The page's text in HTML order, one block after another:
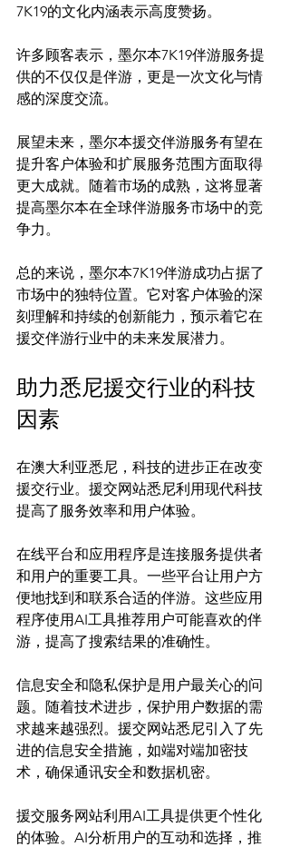
许多顾客表示，墨尔本7K19伴游服务提
供的不仅仅是伴游，更是一次文化与情
感的深度交流。
展望未来，墨尔本援交伴游服务有望在
提升客户体验和扩展服务范围方面取得
更大成就。随着市场的成熟，这将显著
提高墨尔本在全球伴游服务市场中的竞
争力。
总的来说，墨尔本7K19伴游成功占据了
市场中的独特位置。它对客户体验的深
刻理解和持续的创新能力，预示着它在
助力悉尼援交行业的科技
因素
在澳大利亚悉尼，科技的进步正在改变
援交行业。援交网站悉尼利用现代科技
提高了服务效率和用户体验。
在线平台和应用程序是连接服务提供者
和用户的重要工具。一些平台让用户方
便地找到和联系合适的伴游。这些应用
程序使用AI工具推荐用户可能喜欢的伴
游，提高了搜索结果的准确性。
信息安全和隐私保护是用户最关心的问
题。随着技术进步，保护用户数据的需
求越来越强烈。援交网站悉尼引入了先
进的信息安全措施，如端对端加密技
术，确保通讯安全和数据机密。
援交服务网站利用AI工具提供更个性化
的体验。AI分析用户的互动和选择，推